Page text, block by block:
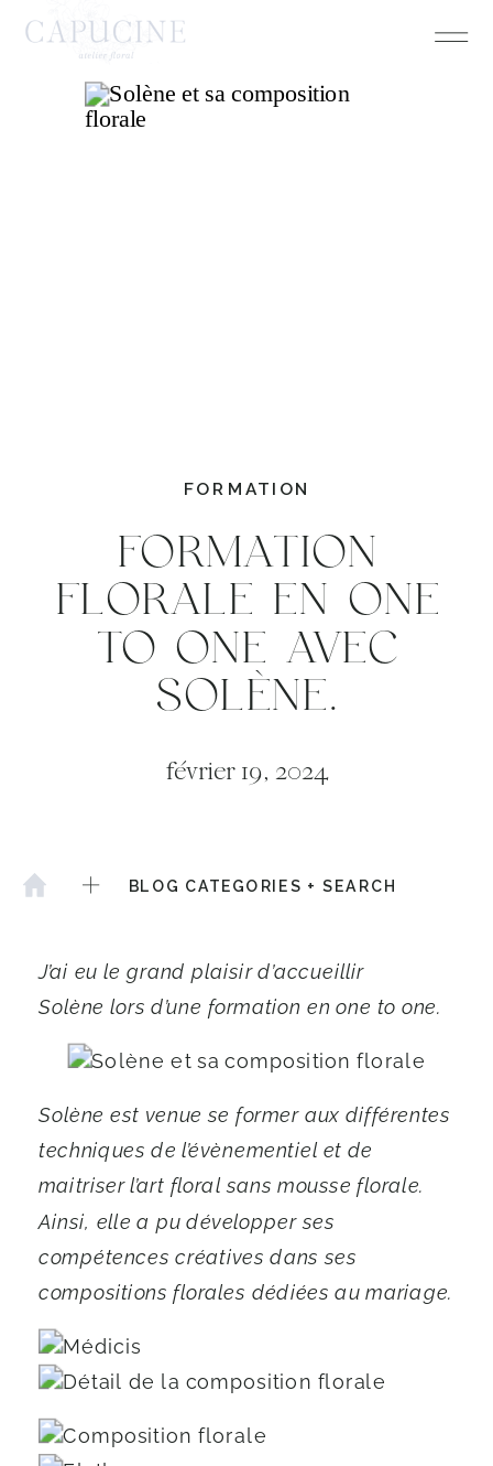
FORMATION
FORMATION
FLORALE EN ONE
TO ONE AVEC
SOLÈNE.
février 19, 2024
BLOG CATEGORIES + SEARCH
J’ai eu le grand plaisir d’accueillir
Solène lors d’une formation en one to one.
Solène est venue se former aux différentes
techniques de l’évènementiel et de
maitriser l’art floral sans mousse florale.
Ainsi, elle a pu développer ses
compétences créatives dans ses
compositions florales dédiées au mariage.